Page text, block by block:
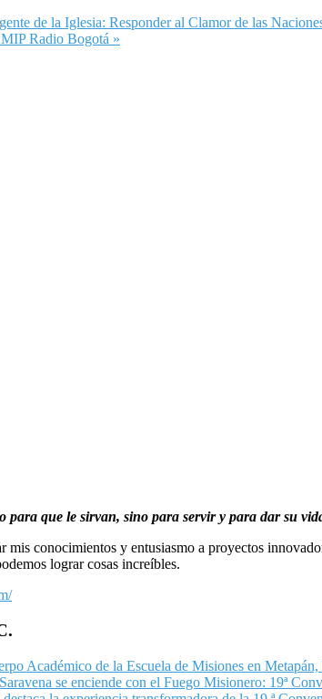
de la Iglesia: Responder al Clamor de las
Radio Bogotá »
que le sirvan, sino para servir y para dar su
mis conocimientos y entusiasmo a proyectos
lograr cosas increíbles.
Académico de la Escuela de Misiones en
se enciende con el Fuego Misionero: 19ª